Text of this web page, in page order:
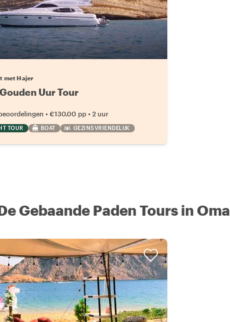
met Hajer
Uur Tour
• €130.00 pp • 2 uur
TOUR BOAT GEZINSVRIENDELIJK
Gebaande Paden Tours in